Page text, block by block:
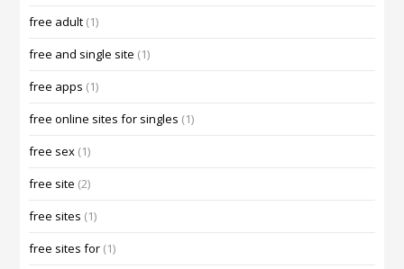
free adult (1)
free and single site (1)
free apps (1)
free online sites for singles (1)
free sex (1)
free site (2)
free sites (1)
free sites for (1)